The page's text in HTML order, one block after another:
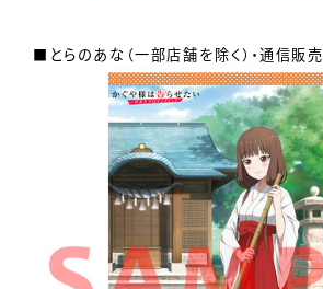
■とらのあな（一部店舗を除く）・通信販売